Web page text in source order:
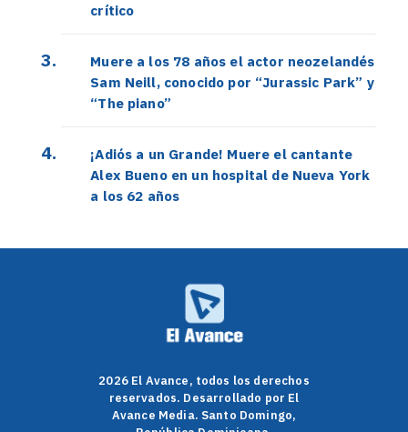
crítico
Muere a los 78 años el actor neozelandés
Sam Neill, conocido por “Jurassic Park” y
“The piano”
¡Adiós a un Grande! Muere el cantante
Alex Bueno en un hospital de Nueva York
a los 62 años
2026 El Avance, todos los derechos
reservados. Desarrollado por El
Avance Media. Santo Domingo,